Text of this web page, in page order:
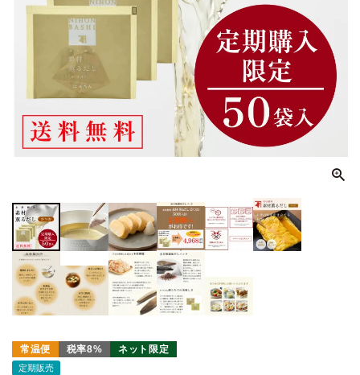
常温便 税率8% ネット限定
定期販売